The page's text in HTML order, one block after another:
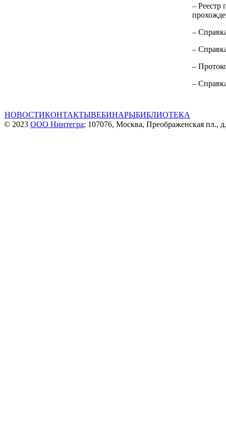
– Реестр
–
–
–
–
НОВОСТИКОНТАКТЫВЕБИНАРЫБИБЛИОТЕКА
© 2023 ООО Нинтегра; 107076, Москва, Преображенская пл.,